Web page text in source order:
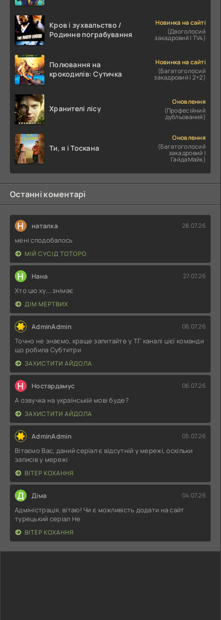
Кров і зухвальство /
Родинне пограбування
Новинка на сайті
(Двоголосий
закадровий | TV4)
Полювання на
крокодилів: Сутичка
Новинка на сайті
(Багатоголосий
закадровий | 2+2)
Хранителі лісу
Оновлення
(Професійний
дубльований)
Ти, я і Тоскана
Оновлення
(Багатоголосий
закадровий |
ГайдаМайк)
Останні коментарі
Н наталка 28.07.26
мені сподобалось
МІЙ СУСІД ТОТОРО
Н Нана 27.07.26
Хто цю ху....знімає
ДІМ МЕРТВИХ
AdminAdmin 06.07.26
Точно не знаємо, краще запитайте у ТГ каналі цієї команди
що робила Субтитри
ЗАХИСТИТИ АЙДОЛА
Н Ностардамус 06.07.26
А озвучка на українській мові буде?
ЗАХИСТИТИ АЙДОЛА
AdminAdmin 05.07.26
Вітаємо Вас, даний серіал є відсутній у мережі, оскільки
записів у мережі
ВІТЕР КОХАННЯ
Д Діма 04.07.26
Адміністрація, вітаю! Чи є можливість додати на сайт
турецький серіал Не
ВІТЕР КОХАННЯ